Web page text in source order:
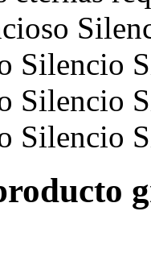
Silencio
Silencio
Silencio